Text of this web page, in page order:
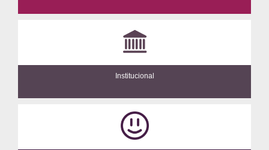
Institucional